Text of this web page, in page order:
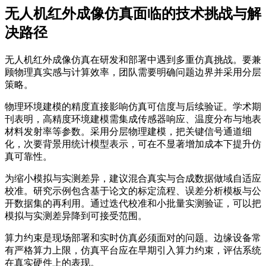
无人机红外成像仿真面临的技术挑战与解
决路径
无人机红外成像仿真在研发和部署中遇到多重仿真挑战。要兼
顾物理真实感与计算效率，团队需要明确问题边界并采用分层
策略。
物理环境建模的精度直接影响仿真可信度与后续验证。学术期
刊表明，高精度环境建模需集成传感器响应、温度分布与地表
材料发射率等参数。采用分层物理建模，把关键信号通道细
化，次要背景用统计模型表示，可在不显著增加成本下提升仿
真可靠性。
为缩小模拟与实测差异，建议混合真实与合成数据做域自适应
校准。研究示例包含基于论文的标定流程、误差分析模板与公
开数据集的再利用。通过迭代校准和小批量实测验证，可以把
模拟与实测差异降到可接受范围。
算力约束是现场部署和实时仿真必须面对的问题。边缘设备常
有严格算力上限，仿真平台应在早期引入算力约束，评估系统
在真实硬件上的表现。